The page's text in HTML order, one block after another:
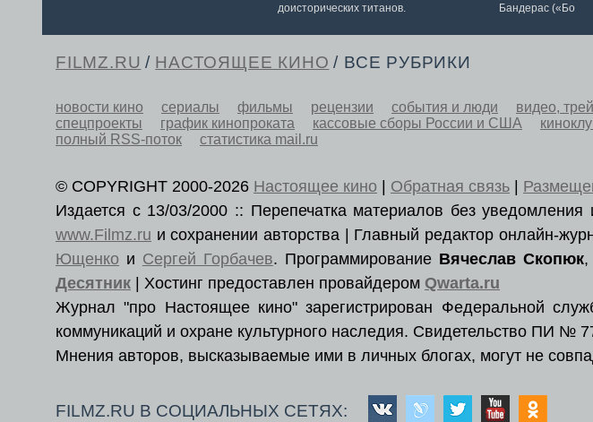
доисторических титанов.
Бандерас («Бо
FILMZ.RU / НАСТОЯЩЕЕ КИНО / ВСЕ РУБРИКИ
новости кино сериалы фильмы рецензии события и люди видео,
спецпроекты
график кинопроката кассовые сборы России и США
полный RSS-поток
статистика mail.ru
© COPYRIGHT 2000-2026 Настоящее кино Обратная связь
Издается с 13/03/2000 :: Перепечатка материалов без
www.Filmz.ru и сохранении авторства | Главный редактор онлайн-
Ющенко и Сергей Горбачев. Программирование Вячеслав Скопюк,
Десятник | Хостинг предоставлен провайдером Qwarta.ru
Журнал "про Настоящее кино" зарегистрирован Федеральной
коммуникаций и охране культурного наследия. Свидетельство ПИ №
Мнения авторов, высказываемые ими в личных блогах, могут не
FILMZ.RU В СОЦИАЛЬНЫХ СЕТЯХ: